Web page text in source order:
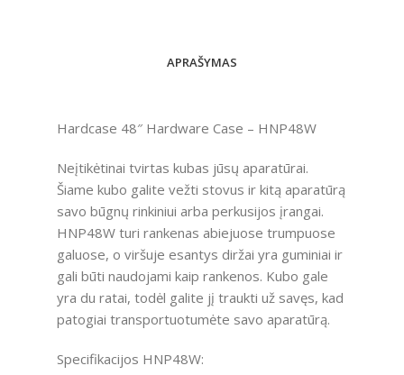
APRAŠYMAS
Hardcase 48″ Hardware Case – HNP48W
Neįtikėtinai tvirtas kubas jūsų aparatūrai.
Šiame kubo galite vežti stovus ir kitą aparatūrą
savo būgnų rinkiniui arba perkusijos įrangai.
HNP48W turi rankenas abiejuose trumpuose
galuose, o viršuje esantys diržai yra guminiai ir
gali būti naudojami kaip rankenos. Kubo gale
yra du ratai, todėl galite jį traukti už savęs, kad
patogiai transportuotumėte savo aparatūrą.
Specifikacijos HNP48W: